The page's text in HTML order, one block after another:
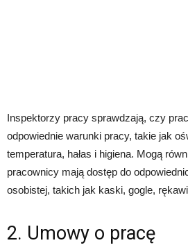
Inspektorzy pracy sprawdzają, czy
odpowiednie warunki pracy, takie jak
temperatura, hałas i higiena. Mogą
pracownicy mają dostęp do
osobistej, takich jak kaski, gogle,
2. Umowy o pracę